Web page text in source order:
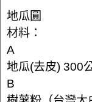
地瓜圓
材料：
A
地瓜(去皮) 300
B